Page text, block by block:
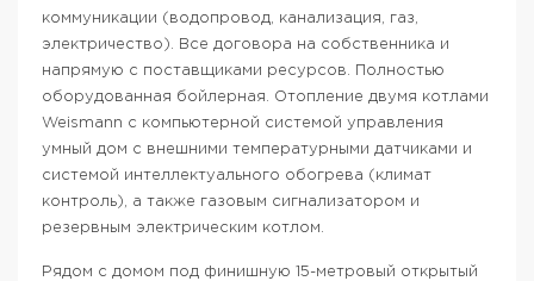
коммуникации (водопровод, канализация, газ,
электричество). Все договора на собственника и
напрямую с поставщиками ресурсов. Полностью
оборудованная бойлерная. Отопление двумя котлами
Weismann с компьютерной системой управления
умный дом с внешними температурными датчиками и
системой интеллектуального обогрева (климат
контроль), а также газовым сигнализатором и
резервным электрическим котлом.
Рядом с домом под финишную 15-метровый открытый